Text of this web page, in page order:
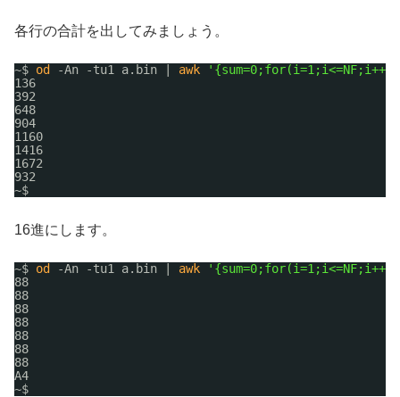
各行の合計を出してみましょう。
~$ od -An -tu1 a.bin | awk
136
392
648
904
1160
1416
1672
932
~$
16進にします。
~$ od -An -tu1 a.bin | awk
88
88
88
88
88
88
88
A4
~$